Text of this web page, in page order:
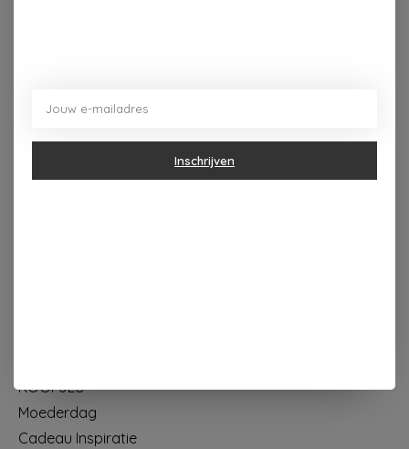
zaterdag 10u - 17u ---zondag maandag gesloten
Categorieën
KOOPJES
Moederdag
Cadeau Inspiratie
Inschrijven